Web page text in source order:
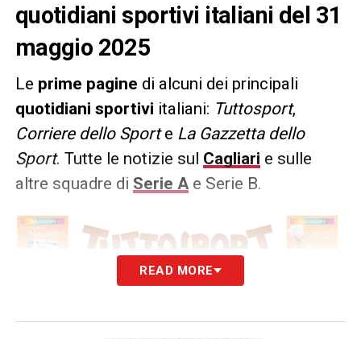
quotidiani sportivi italiani del 31
maggio 2025
Le prime pagine di alcuni dei principali
quotidiani sportivi italiani: Tuttosport,
Corriere dello Sporte La Gazzetta dello
Sport. Tutte le notizie sul Cagliari e sulle
altre squadre di Serie Ae Serie B.
READ MORE